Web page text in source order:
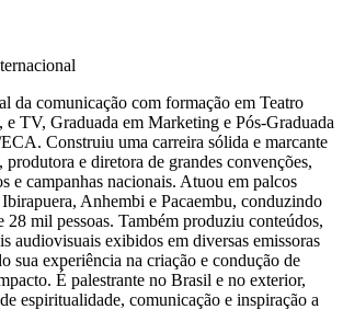
da comunicação com formação em Teatro
TV, Graduada em Marketing e Pós-Graduada
Construiu uma carreira sólida e marcante
produtora e diretora de grandes convenções,
e campanhas nacionais. Atuou em palcos
Anhembi e Pacaembu, conduzindo
28 mil pessoas. Também produziu conteúdos,
audiovisuais exibidos em diversas emissoras
sua experiência na criação e condução de
É palestrante no Brasil e no exterior,
espiritualidade, comunicação e inspiração a